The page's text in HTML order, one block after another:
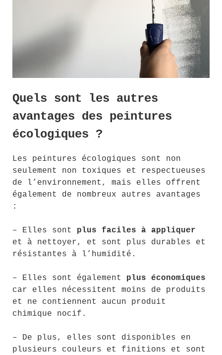
Quels sont les autres
avantages des peintures
écologiques ?
Les peintures écologiques sont non
seulement non toxiques et respectueuses
de l’environnement, mais elles offrent
également de nombreux autres avantages
:
– Elles sont plus faciles à appliquer
et à nettoyer, et sont plus durables et
résistantes à l’humidité.
– Elles sont également plus économiques
car elles nécessitent moins de produits
et ne contiennent aucun produit
chimique nocif.
– De plus, elles sont disponibles en
plusieurs couleurs et finitions et sont